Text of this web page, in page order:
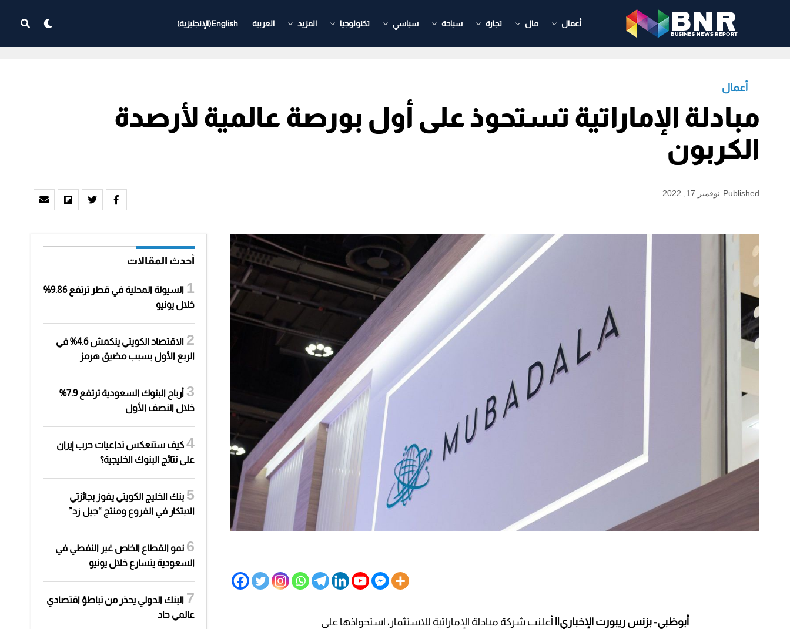
أعمال مال تجارة سياحة سياسي تكنولوجيا المزيد العربية English
(الإنجليزية)
أعمال
مبادلة الإماراتية تستحوذ على أول بورصة عالمية لأرصدة
الكربون
Published نوفمبر 17, 2022
أبوظبي- بزنس ريبورت الإخباري|| أعلنت شركة مبادلة الإماراتية للاستثمار، استحواذها على
أحدث المقالات
السيولة المحلية في قطر ترتفع 9.86%
خلال يونيو
الاقتصاد الكويتي ينكمش 4.6% في
الربع الأول بسبب مضيق هرمز
أرباح البنوك السعودية ترتفع 7.9%
خلال النصف الأول
كيف ستنعكس تداعيات حرب إيران
على نتائج البنوك الخليجية؟
بنك الخليج الكويتي يفوز بجائزتي
الابتكار في الفروع ومنتج “جيل زد”
نمو القطاع الخاص غير النفطي في
السعودية يتسارع خلال يونيو
البنك الدولي يحذر من تباطؤ اقتصادي
عالمي حاد